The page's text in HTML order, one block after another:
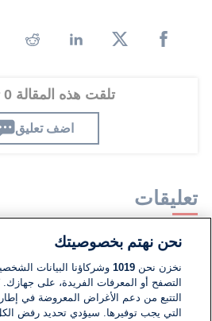
تلقت هذه المقالة 0 تعليق
اضف تعليق
تعليقات
لا توجد تعليقات مكتوبة حتى الآن.
اكتب تعليقًا جديدًا ...
نحن نهتم بخصوصيتك
نخزن نحن1019 وشركاؤنا البيانات
التصفح أو المعرفات الفريدة، على
التتبع من دعم الأغراض المعروضة في إطار
التي يجب توفيرها. سيؤدي تحديد رفض